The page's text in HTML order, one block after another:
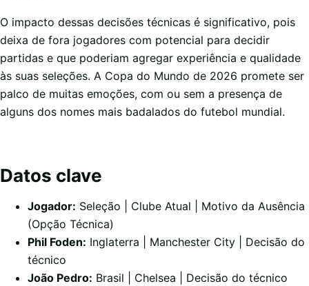
O impacto dessas decisões técnicas é significativo, pois
deixa de fora jogadores com potencial para decidir
partidas e que poderiam agregar experiência e qualidade
às suas seleções. A Copa do Mundo de 2026 promete ser
palco de muitas emoções, com ou sem a presença de
alguns dos nomes mais badalados do futebol mundial.
Datos clave
Jogador: Seleção | Clube Atual | Motivo da Ausência
(Opção Técnica)
Phil Foden: Inglaterra | Manchester City | Decisão do
técnico
João Pedro: Brasil | Chelsea | Decisão do técnico